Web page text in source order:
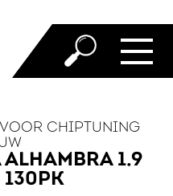
CHIPTUNING
ALHAMBRA 1.9